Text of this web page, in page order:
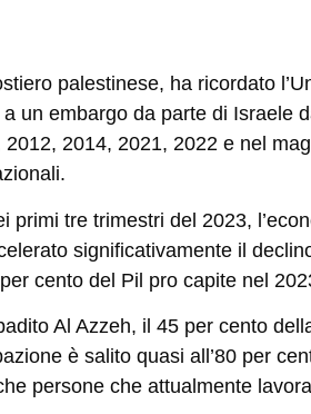
palestinese, ha ricordato
un embargo da parte di Israele
2014, 2021, 2022 e nel
primi tre trimestri del 2023,
significativamente il
cento del Pil pro capite nel
Al Azzeh, il 45 per cento
è salito quasi all’80 per
persone che attualmente